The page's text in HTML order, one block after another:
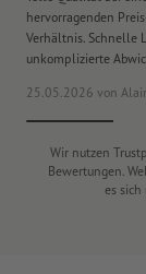
hervorragenden
Verhältnis. Schnelle
unkomplizierte
25.05.2026 von
Wir nutzen
Bewertungen.
es